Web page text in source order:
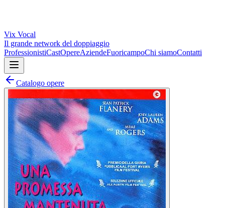
Vix Vocal
Il grande network del doppiaggio
ProfessionistiCastOpereAziendeFuoricampoChi siamoContatti
Catalogo opere